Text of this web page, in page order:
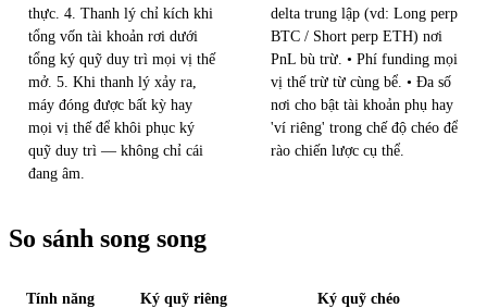
thực. 4. Thanh lý chỉ kích khi
tổng vốn tài khoản rơi dưới
tổng ký quỹ duy trì mọi vị thế
mở. 5. Khi thanh lý xảy ra,
máy đóng được bất kỳ hay
mọi vị thế để khôi phục ký
quỹ duy trì — không chỉ cái
đang âm.
delta trung lập (vd: Long perp
BTC / Short perp ETH) nơi
PnL bù trừ. • Phí funding mọi
vị thế trừ từ cùng bể. • Đa số
nơi cho bật tài khoản phụ hay
'ví riêng' trong chế độ chéo để
rào chiến lược cụ thể.
So sánh song song
Tính năng Ký quỹ riêng Ký quỹ chéo